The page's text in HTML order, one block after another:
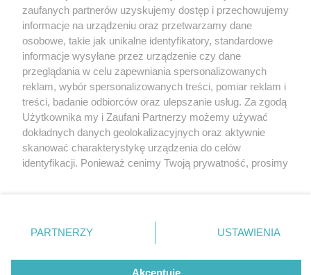
16 / 0
Wydawca mediów
Nie zapomnij
zapoznać się z:
polityką prywatności regulamin korzystania z portali
Twojemiasto
Piekary Śląskie
Chorzów
Tarnowskie Góry
Gliwice
Skontakuj sięz nami
Kontakt
Wydawca
Redakcja
zaufanych partnerów uzyskujemy dostęp i przechowujemy
informacje na urządzeniu oraz przetwarzamy dane
osobowe, takie jak unikalne identyfikatory, standardowe
informacje wysyłane przez urządzenie czy dane
przeglądania w celu zapewniania spersonalizowanych
reklam, wybór spersonalizowanych treści, pomiar reklam i
treści, badanie odbiorców oraz ulepszanie usług. Za zgodą
Użytkownika my i Zaufani Partnerzy możemy używać
dokładnych danych geolokalizacyjnych oraz aktywnie
skanować charakterystykę urządzenia do celów
identyfikacji. Ponieważ cenimy Twoją prywatność, prosimy
prywatności znajdujący się w lewym dolnym rogu strony
. Niektóre rodzaje przetwarzania danych nie wymagają
zgody użytkownika, ale masz prawo sprzeciwić się
takiemu przetwarzaniu. Preferencje będą miały
PARTNERZY USTAWIENIA
Akceptuję